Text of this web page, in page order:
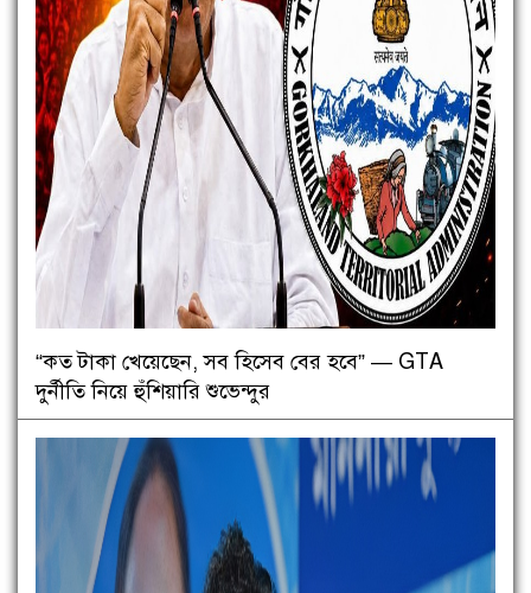
“কত টাকা খেয়েছেন, সব হিসেব বের হবে” — GTA
দুর্নীতি নিয়ে হুঁশিয়ারি শুভেন্দুর